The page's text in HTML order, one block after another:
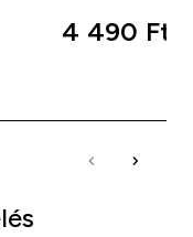
4 490 Ft‎